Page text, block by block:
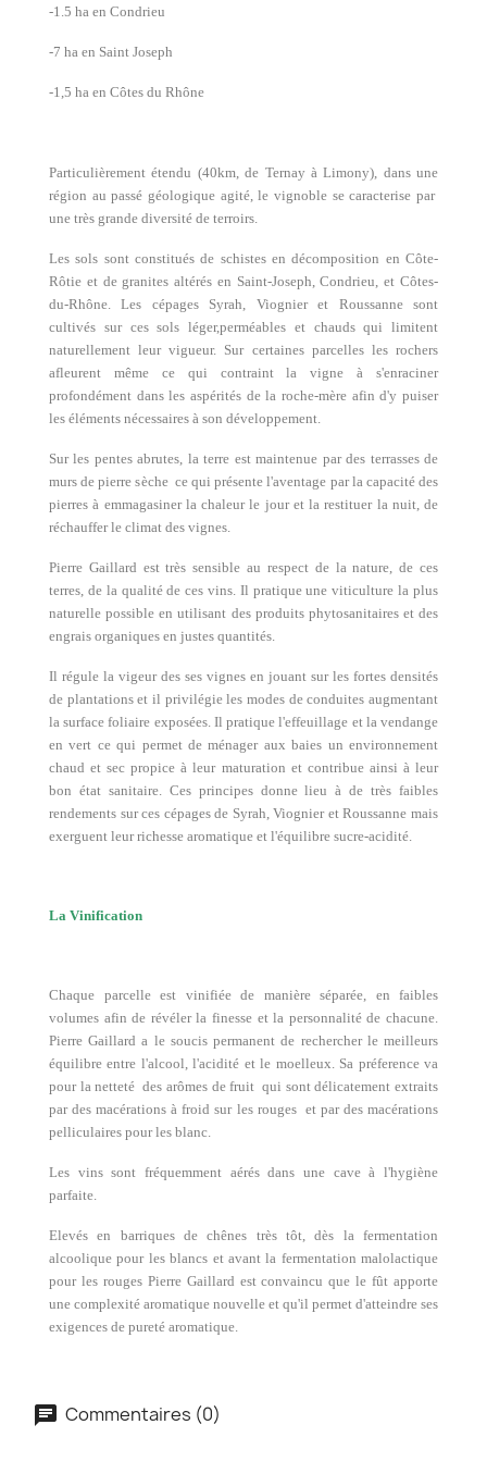
-1.5 ha en Condrieu
-7 ha en Saint Joseph
-1,5 ha en Côtes du Rhône
Particulièrement étendu (40km, de Ternay à Limony), dans une
région au passé géologique agité, le vignoble se caracterise par
une très grande diversité de terroirs.
Les sols sont constitués de schistes en décomposition en Côte-
Rôtie et de granites altérés en Saint-Joseph, Condrieu, et Côtes-
du-Rhône. Les cépages Syrah, Viognier et Roussanne sont
cultivés sur ces sols léger,perméables et chauds qui limitent
naturellement leur vigueur. Sur certaines parcelles les rochers
afleurent même ce qui contraint la vigne à s'enraciner
profondément dans les aspérités de la roche-mère afin d'y puiser
les éléments nécessaires à son développement.
Sur les pentes abrutes, la terre est maintenue par des terrasses de
murs de pierre sèche ce qui présente l'aventage par la capacité des
pierres à emmagasiner la chaleur le jour et la restituer la nuit, de
réchauffer le climat des vignes.
Pierre Gaillard est très sensible au respect de la nature, de ces
terres, de la qualité de ces vins. Il pratique une viticulture la plus
naturelle possible en utilisant des produits phytosanitaires et des
engrais organiques en justes quantités.
Il régule la vigeur des ses vignes en jouant sur les fortes densités
de plantations et il privilégie les modes de conduites augmentant
la surface foliaire exposées. Il pratique l'effeuillage et la vendange
en vert ce qui permet de ménager aux baies un environnement
chaud et sec propice à leur maturation et contribue ainsi à leur
bon état sanitaire. Ces principes donne lieu à de très faibles
rendements sur ces cépages de Syrah, Viognier et Roussanne mais
exerguent leur richesse aromatique et l'équilibre sucre-acidité.
La Vinification
Chaque parcelle est vinifiée de manière séparée, en faibles
volumes afin de révéler la finesse et la personnalité de chacune.
Pierre Gaillard a le soucis permanent de rechercher le meilleurs
équilibre entre l'alcool, l'acidité et le moelleux. Sa préference va
pour la netteté des arômes de fruit qui sont délicatement extraits
par des macérations à froid sur les rouges et par des macérations
pelliculaires pour les blanc.
Les vins sont fréquemment aérés dans une cave à l'hygiène
parfaite.
Elevés en barriques de chênes très tôt, dès la fermentation
alcoolique pour les blancs et avant la fermentation malolactique
pour les rouges Pierre Gaillard est convaincu que le fût apporte
une complexité aromatique nouvelle et qu'il permet d'atteindre ses
exigences de pureté aromatique.
Commentaires (0)